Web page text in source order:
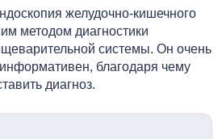
желудочно-кишечного
методом диагностики
системы. Он очень
благодаря чему
диагноз.